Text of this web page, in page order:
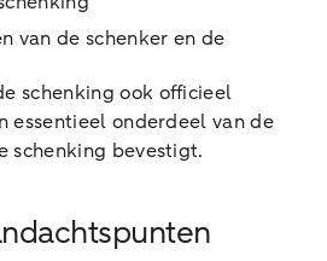
van de schenker en de
schenking ook officieel
essentieel onderdeel van de
schenking bevestigt.